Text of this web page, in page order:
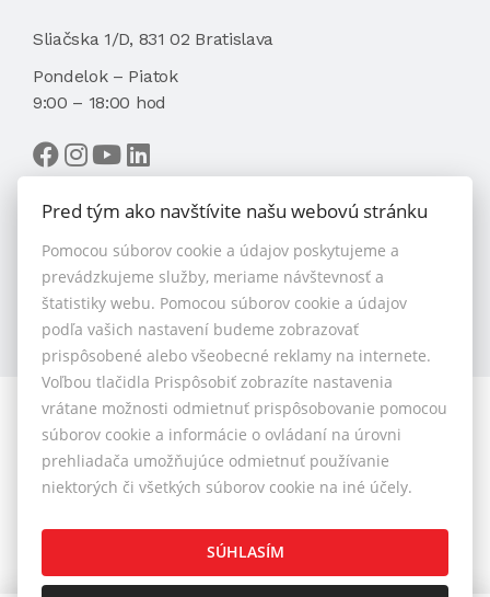
Sliačska 1/D, 831 02 Bratislava
Pondelok – Piatok
9:00 – 18:00 hod
VYBRAŤ MAKLÉRA
© 2026 - 1.BCR s.r.o.
Sliačska 10235/1D, Bratislava 83102, Tel.: +421 901 789
818 , Mobil: +421 901 789 818 , E-mail: info@1bcr.sk
Všeobecné obchodné podmienky
Cookies
Nastavenie cookies
Pred tým ako navštívite našu webovú stránku
Pomocou súborov cookie a údajov poskytujeme a
prevádzkujeme služby, meriame návštevnosť a
štatistiky webu. Pomocou súborov cookie a údajov
podľa vašich nastavení budeme zobrazovať
prispôsobené alebo všeobecné reklamy na internete.
Voľbou tlačidla Prispôsobiť zobrazíte nastavenia
vrátane možnosti odmietnuť prispôsobovanie pomocou
súborov cookie a informácie o ovládaní na úrovni
prehliadača umožňujúce odmietnuť používanie
niektorých či všetkých súborov cookie na iné účely.
SÚHLASÍM